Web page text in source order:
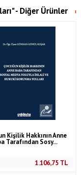
- Diğer Ürünler
Kişilik Hakkının Anne
Tarafından Sosy...
1.106,75 TL